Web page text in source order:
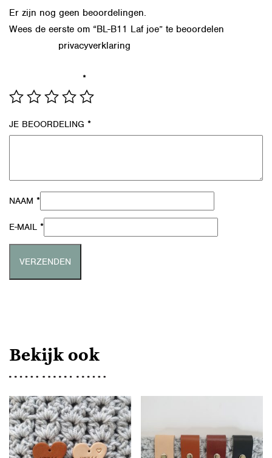
Er zijn nog geen beoordelingen.
Wees de eerste om “BL-B11 Laf joe” te beoordelen
privacyverklaring
*
JE BEOORDELING *
NAAM *
E-MAIL *
Bekijk ook